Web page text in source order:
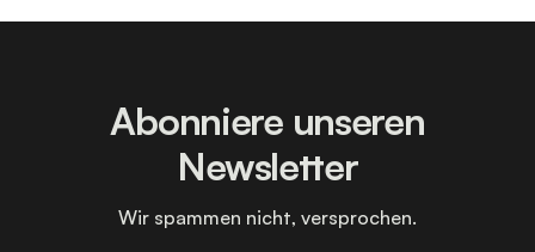
Abonniere unseren
Newsletter
Wir spammen nicht, versprochen.